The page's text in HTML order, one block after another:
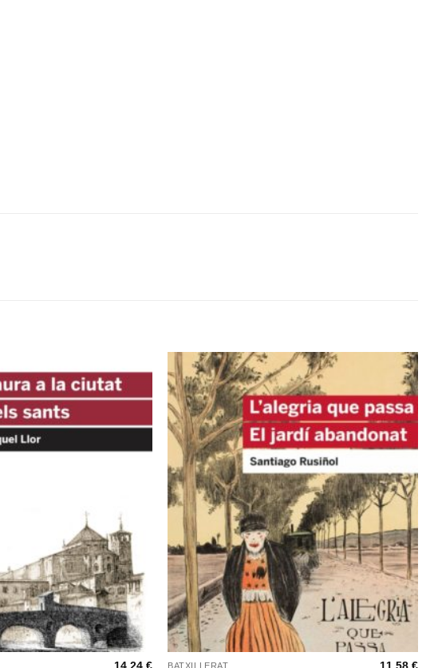
+
BATXILLERAT